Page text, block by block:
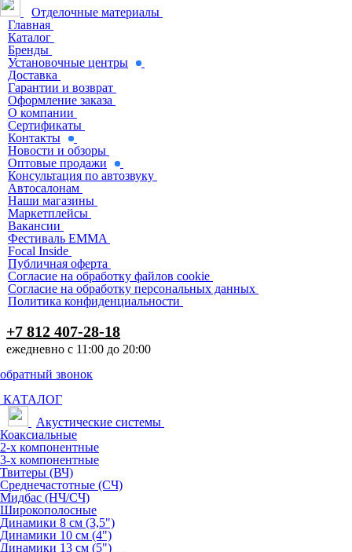
Отделочные материалы
Главная
Каталог
Бренды
Установочные центры
Доставка
Гарантии и возврат
Оформление заказа
О компании
Сертификаты
Контакты
Новости и обзоры
Оптовые продажи
Консультация по автозвуку
Автосалонам
Наши магазины
Маркетплейсы
Вакансии
Фестиваль EMMA
Focal Inside
Публичная оферта
Согласие на обработку файлов cookie
Согласие на обработку персональных данных
Политика конфиденциальности
+7 812 407-28-18
ежедневно с 11:00 до 20:00
обратный звонок
КАТАЛОГ
Акустические системы
Коаксиальные
2-х компонентные
3-х компонентные
Твитеры (ВЧ)
Среднечастотные (СЧ)
Мидбас (НЧ/СЧ)
Широкополосные
Динамики 8 см (3,5")
Динамики 10 см (4")
Динамики 13 см (5")